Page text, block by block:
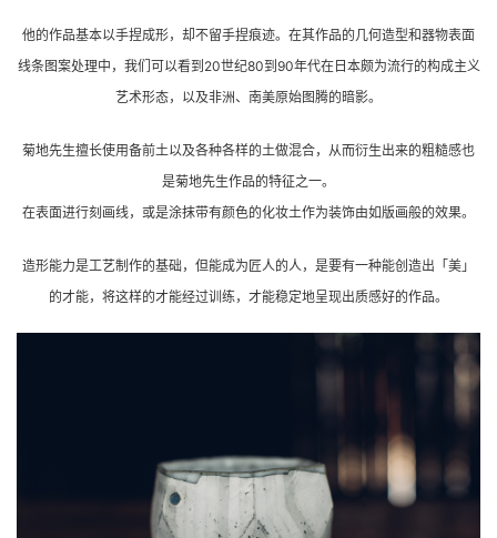
他的作品基本以手捏成形，却不留手捏痕迹。在其作品的几何造型和器物表面
线条图案处理中，我们可以看到20世纪80到90年代在日本颇为流行的构成主义
艺术形态，以及非洲、南美原始图腾的暗影。
菊地先生擅长使用备前土以及各种各样的土做混合，从而衍生出来的粗糙感也
是菊地先生作品的特征之一。
在表面进行刻画线，或是涂抹带有颜色的化妆土作为装饰由如版画般的效果。
造形能力是工艺制作的基础，但能成为匠人的人，是要有一种能创造出「美」
的才能，将这样的才能经过训练，才能稳定地呈现出质感好的作品。